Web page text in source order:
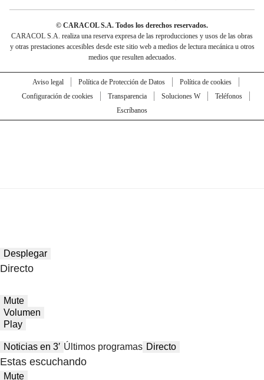
© CARACOL S.A. Todos los derechos reservados.
CARACOL S.A. realiza una reserva expresa de las reproducciones y usos de las obras
y otras prestaciones accesibles desde este sitio web a medios de lectura mecánica u otros
medios que resulten adecuados.
Aviso legal Política de Protección de Datos
Política de cookies
Configuración de cookies
Transparencia Soluciones W
Teléfonos
Escríbanos
Desplegar
Directo
Mute
Volumen
Play
Noticias en 3′ Últimos programas Directo
Estas escuchando
Mute